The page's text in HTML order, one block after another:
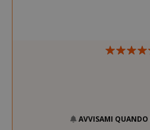
AVVISAMI